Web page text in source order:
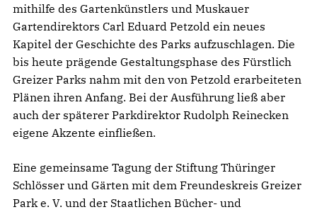
mithilfe des Gartenkünstlers und Muskauer
Gartendirektors Carl Eduard Petzold ein neues
Kapitel der Geschichte des Parks aufzuschlagen. Die
bis heute prägende Gestaltungsphase des Fürstlich
Greizer Parks nahm mit den von Petzold erarbeiteten
Plänen ihren Anfang. Bei der Ausführung ließ aber
auch der späterer Parkdirektor Rudolph Reinecken
eigene Akzente einfließen.
Eine gemeinsame Tagung der Stiftung Thüringer
Schlösser und Gärten mit dem Freundeskreis Greizer
Park e. V. und der Staatlichen Bücher- und